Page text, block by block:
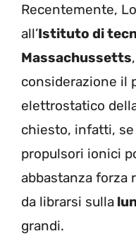
Recentemente,
all’Istituto di
Massachussetts
considerazione il
elettrostatico
chiesto, infatti,
propulsori ionici
abbastanza forza
da librarsi sulla
grandi.